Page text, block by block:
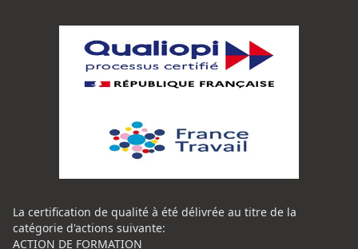
La certification de qualité à été délivrée au titre de la
catégorie d'actions suivante:
ACTION DE FORMATION